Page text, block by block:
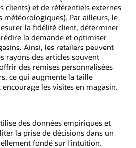
clients) et de référentiels externes
météorologiques). Par ailleurs, le
la fidélité client, déterminer
la demande et optimiser
Ainsi, les retailers peuvent
rayons des articles souvent
des remises personnalisées
ce qui augmente la taille
les visites en magasin.
des données empiriques et
la prise de décisions dans un
fondé sur l'intuition.